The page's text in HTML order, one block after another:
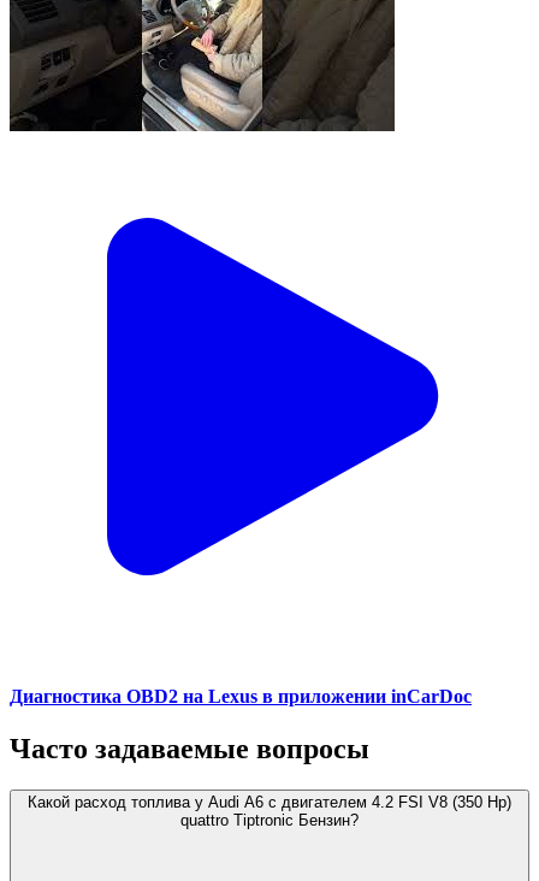
Диагностика OBD2 на Lexus в приложении inCarDoc
Часто задаваемые вопросы
Какой расход топлива у Audi A6 с двигателем 4.2 FSI V8 (350 Hp)
quattro Tiptronic Бензин?